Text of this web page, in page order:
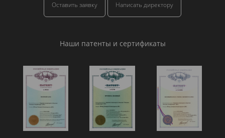
Оставить заявку Написать директору
Наши патенты и сертификаты